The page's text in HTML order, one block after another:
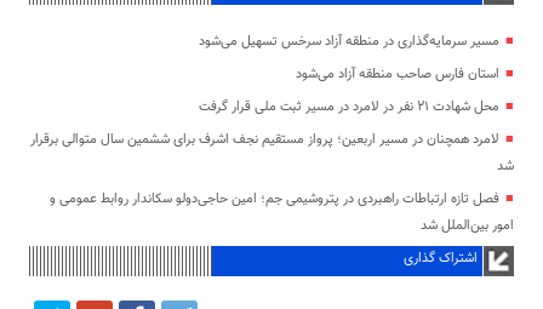
مسیر سرمایه‌گذاری در منطقه آزاد سرخس تسهیل می‌شود
استان فارس صاحب منطقه آزاد می‌شود
محل شهادت ۲۱ نفر در لامرد در مسیر ثبت ملی قرار گرفت
لامرد همچنان در مسیر اربعین؛ پرواز مستقیم نجف اشرف برای ششمین سال متوالی برقرار
شد
فصل تازه ارتباطات راهبردی در پتروشیمی جم؛ امین حاجی‌دولو سکاندار روابط عمومی و
امور بین‌الملل شد
اشتراک گذاری